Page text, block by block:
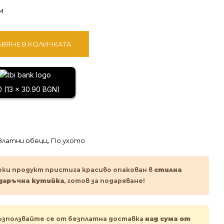
В КОЛИЧКАТА
(13 x 30.90 BGN)
обеци, По ухото
продукт пристига красиво опакован в стилна
кутийка, готов за подаряване!
се от безплатна доставка над сума от